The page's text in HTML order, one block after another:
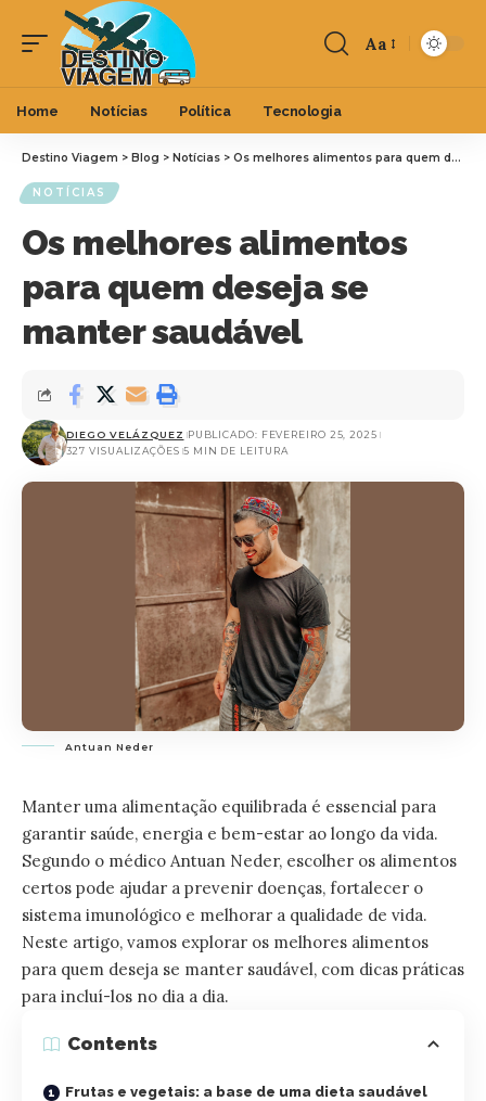
Aa
Home Notícias Política Tecnologia
Destino Viagem > Blog > Notícias > Os melhores alimentos para quem deseja se manter saudável
NOTÍCIAS
Os melhores alimentos
para quem deseja se
manter saudável
DIEGO VELÁZQUEZ PUBLICADO: FEVEREIRO 25, 2025
327 VISUALIZAÇÕES 5 MIN DE LEITURA
Antuan Neder
Manter uma alimentação equilibrada é essencial para
garantir saúde, energia e bem-estar ao longo da vida.
Segundo o médico Antuan Neder, escolher os alimentos
certos pode ajudar a prevenir doenças, fortalecer o
sistema imunológico e melhorar a qualidade de vida.
Neste artigo, vamos explorar os melhores alimentos
para quem deseja se manter saudável, com dicas práticas
para incluí-los no dia a dia.
Contents
Frutas e vegetais: a base de uma dieta saudável